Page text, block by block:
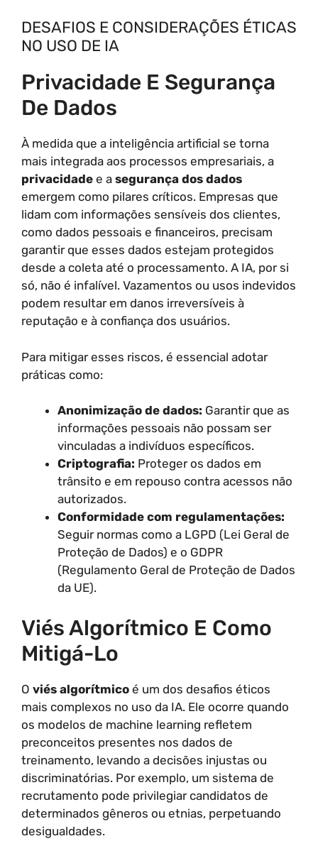
DESAFIOS E CONSIDERAÇÕES ÉTICAS
NO USO DE IA
Privacidade E Segurança
De Dados
À medida que a inteligência artificial se torna
mais integrada aos processos empresariais, a
privacidade e a segurança dos dados
emergem como pilares críticos. Empresas que
lidam com informações sensíveis dos clientes,
como dados pessoais e financeiros, precisam
garantir que esses dados estejam protegidos
desde a coleta até o processamento. A IA, por si
só, não é infalível. Vazamentos ou usos indevidos
podem resultar em danos irreversíveis à
reputação e à confiança dos usuários.
Para mitigar esses riscos, é essencial adotar
práticas como:
Anonimização de dados: Garantir que as
informações pessoais não possam ser
vinculadas a indivíduos específicos.
Criptografia: Proteger os dados em
trânsito e em repouso contra acessos não
autorizados.
Conformidade com regulamentações:
Seguir normas como a LGPD (Lei Geral de
Proteção de Dados) e o GDPR
(Regulamento Geral de Proteção de Dados
da UE).
Viés Algorítmico E Como
Mitigá-Lo
O viés algorítmico é um dos desafios éticos
mais complexos no uso da IA. Ele ocorre quando
os modelos de machine learning refletem
preconceitos presentes nos dados de
treinamento, levando a decisões injustas ou
discriminatórias. Por exemplo, um sistema de
recrutamento pode privilegiar candidatos de
determinados gêneros ou etnias, perpetuando
desigualdades.